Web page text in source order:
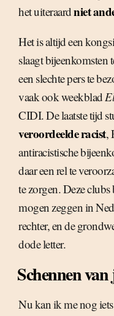
het uiteraardniet
Het is altijd een
slaagt bijeenkomsten
een slechte pers te
vaak ook weekblad
CIDI. De laatste tijd
veroordeelde racist,
antiracistische
daar een rel te
te zorgen. Deze
mogen zeggen in
rechter, en de
dode letter.
Schennen van
Nu kan ik me nog